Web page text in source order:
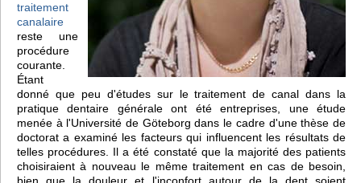
traitement
canalaire
reste une
procédure
courante.
Étant
donné que peu d'études sur le traitement de canal dans la
pratique dentaire générale ont été entreprises, une étude
menée à l'Université de Göteborg dans le cadre d'une thèse de
doctorat a examiné les facteurs qui influencent les résultats de
telles procédures. Il a été constaté que la majorité des patients
choisiraient à nouveau le même traitement en cas de besoin,